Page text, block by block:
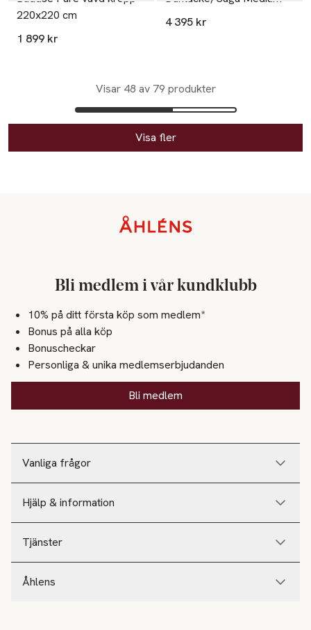
220x220 cm
1 899 kr
4 395 kr
Visar 48 av 79 produkter
Visa fler
Vanliga frågor
Hjälp & information
Tjänster
Åhlens
Bli medlem i vår kundklubb
10% på ditt första köp som medlem*
Bonus på alla köp
Bonuscheckar
Personliga & unika medlemserbjudanden
Bli medlem